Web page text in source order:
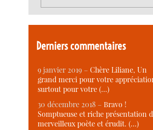
Derniers commentaires
9 janvier 2019 –Chère Liliane, Un
grand merci pour votre
surtout pour votre (…)
30 décembre 2018 –Bravo !
Somptueuse et riche présentation
merveilleux poète et érudit. (…)